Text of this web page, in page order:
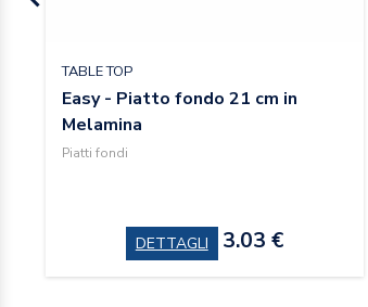
TABLE TOP
Easy - Piatto fondo 21 cm in
Melamina
Piatti fondi
DETTAGLI 3.03 €